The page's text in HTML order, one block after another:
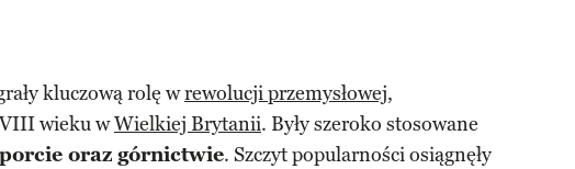
kluczową rolę wrewolucji przemysłowej,
wieku wWielkiej Brytanii. Były szeroko stosowane
oraz górnictwie. Szczyt popularności osiągnęły